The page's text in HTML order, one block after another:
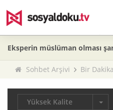
Eksperin müslüman olması
Sohbet Arşivi Bir
Yüksek Kalite